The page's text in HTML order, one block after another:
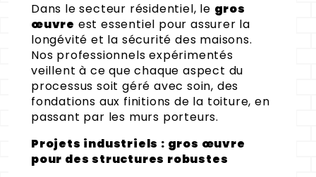
Dans le secteur résidentiel, le gros
œuvre est essentiel pour assurer la
longévité et la sécurité des maisons.
Nos professionnels expérimentés
veillent à ce que chaque aspect du
processus soit géré avec soin, des
fondations aux finitions de la toiture, en
passant par les murs porteurs.
Projets industriels : gros œuvre
pour des structures robustes